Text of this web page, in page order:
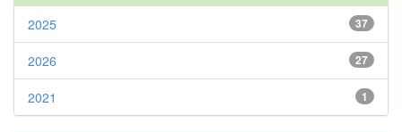
37
2025
27
2026
1
2021